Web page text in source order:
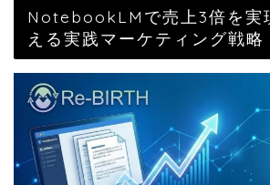
NotebookLMで売上3倍を実
える実践マーケティング戦略